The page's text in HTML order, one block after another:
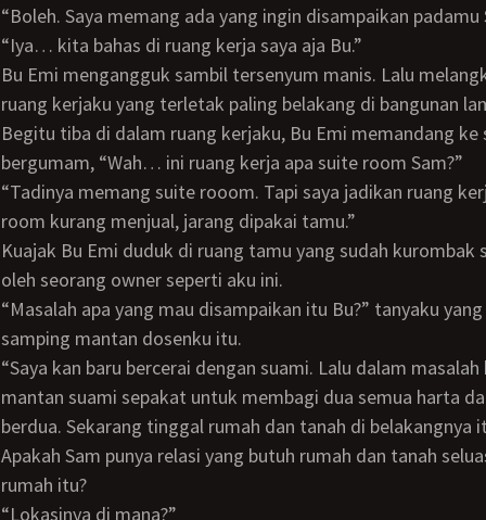
“Boleh. Saya memang ada yang ingin disampaikan padamu
“Iya… kita bahas di ruang kerja saya aja Bu.”
Bu Emi mengangguk sambil tersenyum manis. Lalu melangkah di sampingku menuju
ruang kerjaku yang terletak paling belakang di bangunan
Begitu tiba di dalam ruang kerjaku, Bu Emi memandang ke sekelilingnya sambil
bergumam, “Wah… ini ruang kerja apa suite room Sam?”
“Tadinya memang suite rooom. Tapi saya jadikan ruang kerja saya aja. karena suite
room kurang menjual, jarang dipakai tamu.”
Kuajak Bu Emi duduk di ruang tamu yang sudah kurombak supaya layak digunakan
oleh seorang owner seperti aku ini.
“Masalah apa yang mau disampaikan itu Bu?” tanyaku yang sengaja duduk di
samping mantan dosenku itu.
“Saya kan baru bercerai dengan suami. Lalu dalam masalah harta gono gini, saya dan
mantan suami sepakat untuk membagi dua semua harta
berdua. Sekarang tinggal rumah dan tanah di belakangnya
Apakah Sam punya relasi yang butuh rumah dan tanah
rumah itu?
“Lokasinya di mana?”